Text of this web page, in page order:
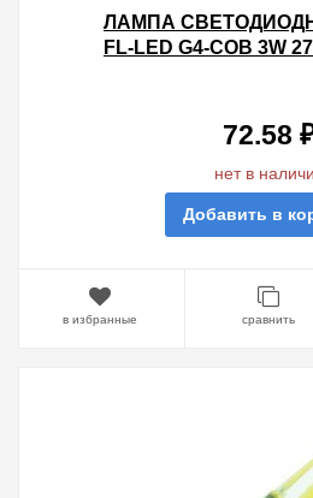
ЛАМПА
FL-LED G4-COB 3W
72.58
нет в
Добавить в
в избранные сравнить